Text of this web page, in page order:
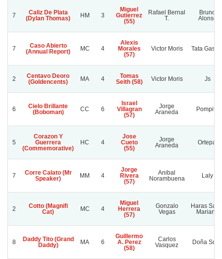
7
Caliz De Plata
(Dylan Thomas)
HM 3
Miguel
Gutierrez
(55)
Rafael Bernal
T.
Bruno
Alonso
7
Caso Abierto
(Annual Report)
MC 4
Alexis
Morales
(57)
Victor Moris Tata
2
Centavo Deoro
(Goldencents)
MA 4
Tomas
Seith (58)
Victor Moris Js
6
Cielo Brillante
(Boboman)
CC 6
Israel
Villagran
(57)
Jorge
Araneda
Pompita
5
Corazon Y
Guerrera
(Commemorative)
HC 4
Jose
Cueto
(55)
Jorge
Araneda
Ortepal
7
Corre Calato (Mr
Speaker)
MM 4
Jorge
Rivera
(57)
Anibal
Norambuena
Laly
2
Cotto (Magnifi
Cat)
MC 4
Miguel
Herrera
(57)
Gonzalo
Vegas
Haras
Mariana
8
Daddy Tito (Grand
Daddy)
MA 6
Guillermo
A. Perez
(58)
Carlos
Vasquez
Doña Sofia